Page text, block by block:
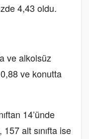
4,43 oldu.
ve alkolsüz
ve konutta
14’ünde
alt sınıfta ise